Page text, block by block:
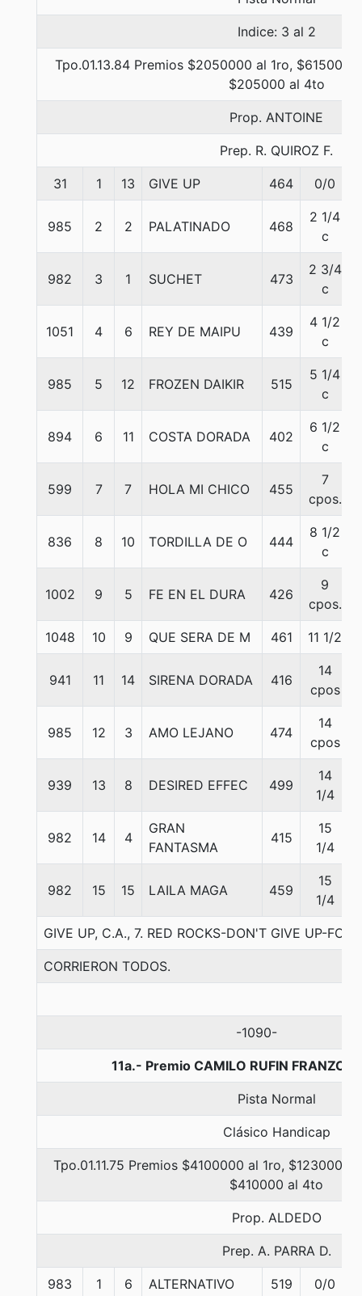
Indice: 3 al 2
Tpo.01.13.84 Premios $2050000 al 1ro, $615000
$205000 al 4to
Prop. ANTOINE
Prep. R. QUIROZ F.
31 1 13 GIVE UP 464 0/0
985 2 2 PALATINADO 468
2 1/4
c
982 3 1 SUCHET 473
2 3/4
c
1051 4 6 REY DE MAIPU 439
4 1/2
c
985 5 12 FROZEN DAIKIR 515
5 1/4
c
894 6 11 COSTA DORADA 402
6 1/2
c
599 7 7 HOLA MI CHICO 455
7
cpos.
836 8 10 TORDILLA DE O 444
8 1/2
c
1002 9 5 FE EN EL DURA 426
9
cpos.
1048 10 9 QUE SERA DE M 461 11 1/2
941 11 14 SIRENA DORADA 416
14
cpos
985 12 3 AMO LEJANO 474
14
cpos
939 13 8 DESIRED EFFEC 499
14
1/4
982 14 4
GRAN
FANTASMA
415
15
1/4
982 15 15 LAILA MAGA 459
15
1/4
GIVE UP, C.A., 7. RED ROCKS-DON'T GIVE UP-
CORRIERON TODOS.
-1090-
11a.- Premio CAMILO RUFIN
Pista Normal
Clásico Handicap
Tpo.01.11.75 Premios $4100000 al 1ro,
$410000 al 4to
Prop. ALDEDO
Prep. A. PARRA D.
983 1 6 ALTERNATIVO 519 0/0